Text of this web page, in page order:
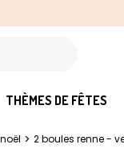
THÈMES DE FÊTES
> 2 boules renne -